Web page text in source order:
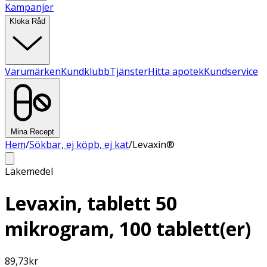
Kampanjer
Kloka Råd
VarumärkenKundklubbTjänsterHitta apotekKundservice
Mina Recept
Hem/Sökbar, ej köpb, ej kat/Levaxin®
Läkemedel
Levaxin, tablett 50
mikrogram, 100 tablett(er)
89,73kr